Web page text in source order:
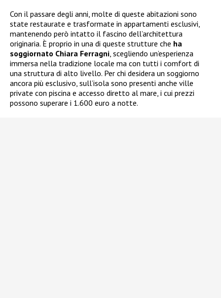
Con il passare degli anni, molte di queste abitazioni sono
state restaurate e trasformate in appartamenti esclusivi,
mantenendo però intatto il fascino dell’architettura
originaria. È proprio in una di queste strutture che ha
soggiornato Chiara Ferragni, scegliendo un’esperienza
immersa nella tradizione locale ma con tutti i comfort di
una struttura di alto livello. Per chi desidera un soggiorno
ancora più esclusivo, sull’isola sono presenti anche ville
private con piscina e accesso diretto al mare, i cui prezzi
possono superare i 1.600 euro a notte.